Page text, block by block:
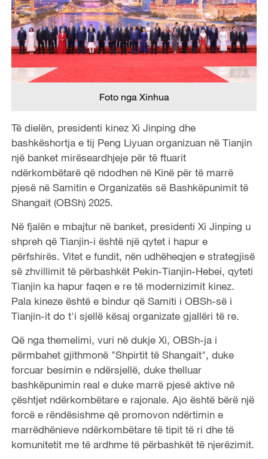
Foto nga Xinhua
Të dielën, presidenti kinez Xi Jinping dhe
bashkëshortja e tij Peng Liyuan organizuan në Tianjin
një banket mirëseardhjeje për të ftuarit
ndërkombëtarë që ndodhen në Kinë për të marrë
pjesë në Samitin e Organizatës së Bashkëpunimit të
Shangait (OBSh) 2025.
Në fjalën e mbajtur në banket, presidenti Xi Jinping u
shpreh që Tianjin-i është një qytet i hapur e
përfshirës. Vitet e fundit, nën udhëheqjen e strategjisë
së zhvillimit të përbashkët Pekin-Tianjin-Hebei, qyteti
Tianjin ka hapur faqen e re të modernizimit kinez.
Pala kineze është e bindur që Samiti i OBSh-së i
Tianjin-it do t'i sjellë kësaj organizate gjallëri të re.
Që nga themelimi, vuri në dukje Xi, OBSh-ja i
përmbahet gjithmonë "Shpirtit të Shangait", duke
forcuar besimin e ndërsjellë, duke thelluar
bashkëpunimin real e duke marrë pjesë aktive në
çështjet ndërkombëtare e rajonale. Ajo është bërë një
forcë e rëndësishme që promovon ndërtimin e
marrëdhënieve ndërkombëtare të tipit të ri dhe të
komunitetit me të ardhme të përbashkët të njerëzimit.